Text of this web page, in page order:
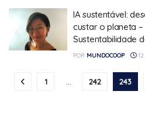
IA sustentável:
custar o planeta
Sustentabilidade
POR MUNDOCOOP 12
1 242 243